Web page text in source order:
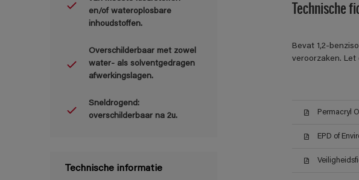
en/of wateroplosbare
inhoudstoffen.
Overschilderbaar met zowel
water- als solventgedragen
afwerkingslagen.
Sneldrogend:
overschilderbaar na 2u.
Technische informatie
Technische
Bevat 1,2-
veroorzaken. Let
Permacryl
EPD of